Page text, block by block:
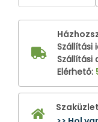
Szállítási
Szállítási
Elérhető: